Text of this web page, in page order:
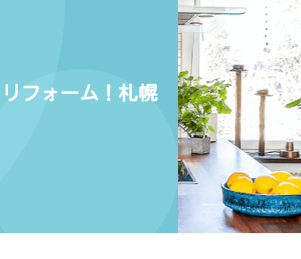
リフォーム！札幌